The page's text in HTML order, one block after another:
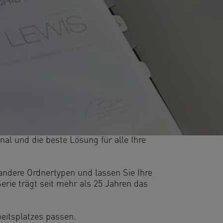
und die beste Lösung für alle Ihre
Ordnertypen und lassen Sie Ihre
trägt seit mehr als 25 Jahren das
passen.